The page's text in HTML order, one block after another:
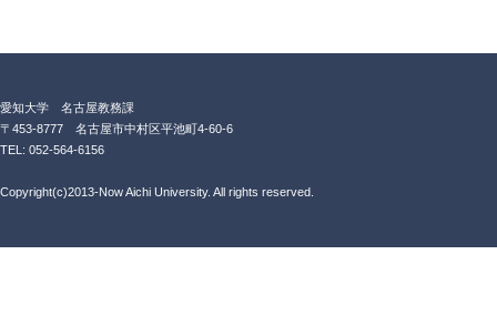
愛知大学 名古屋教務課
〒453-8777 名古屋市中村区平池町4-60-6
TEL: 052-564-6156
Copyright(c)2013-Now Aichi University. All rights reserved.